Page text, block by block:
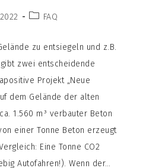
Beitrags-
FAQ
zu entsiegeln und z.B.
zwei entscheidende
Projekt „Neue
dem Gelände der alten
1.560 m³ verbauter Beton
einer Tonne Beton erzeugt
Eine Tonne CO2
Autofahren!). Wenn der…